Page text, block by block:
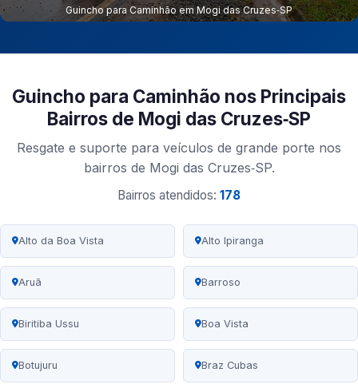
Guincho para Caminhão em Mogi das Cruzes‑SP
Guincho para Caminhão nos Principais
Bairros de Mogi das Cruzes‑SP
Resgate e suporte para veículos de grande porte nos
bairros de Mogi das Cruzes‑SP.
Bairros atendidos: 178
Alto da Boa Vista Alto Ipiranga
Aruã Barroso
Biritiba Ussu Boa Vista
Botujuru Braz Cubas